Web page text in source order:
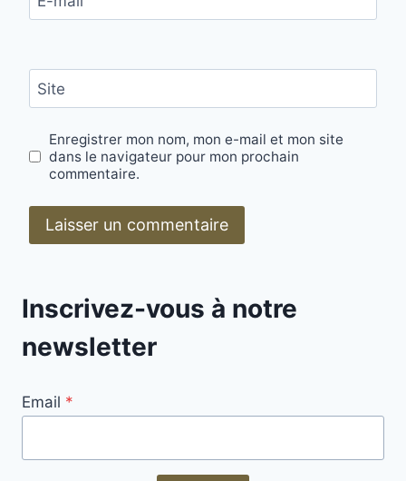
Site
Enregistrer mon nom, mon e-mail et mon site
dans le navigateur pour mon prochain
commentaire.
Inscrivez-vous à notre
newsletter
Email *